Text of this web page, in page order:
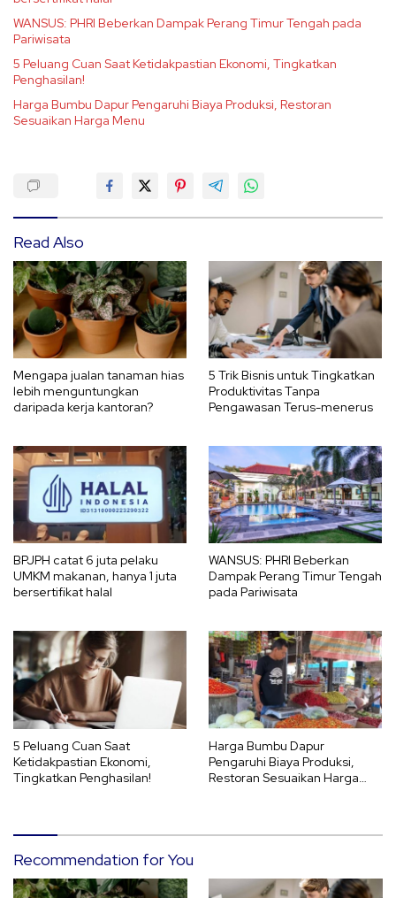
WANSUS: PHRI Beberkan Dampak Perang Timur Tengah pada
Pariwisata
5 Peluang Cuan Saat Ketidakpastian Ekonomi, Tingkatkan
Penghasilan!
Harga Bumbu Dapur Pengaruhi Biaya Produksi, Restoran
Sesuaikan Harga Menu
Read Also
Mengapa jualan tanaman hias
lebih menguntungkan
daripada kerja kantoran?
5 Trik Bisnis untuk Tingkatkan
Produktivitas Tanpa
Pengawasan Terus-menerus
BPJPH catat 6 juta pelaku
UMKM makanan, hanya 1 juta
bersertifikat halal
WANSUS: PHRI Beberkan
Dampak Perang Timur Tengah
pada Pariwisata
5 Peluang Cuan Saat
Ketidakpastian Ekonomi,
Tingkatkan Penghasilan!
Harga Bumbu Dapur
Pengaruhi Biaya Produksi,
Restoran Sesuaikan Harga
Recommendation for You